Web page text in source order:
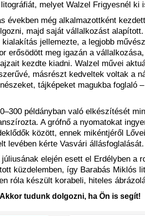
melyet Walzel Frigyesnél ki
években még alkalmazottként
majd saját vállalkozást
jellemezte, a legjobb
erősödött meg igazán a
kezdte kiadni. Walzel művei
másrészt kedveltek voltak a
tájképeket magukba foglaló
példányban való elkészítését
A grófnő a nyomatokat
között, ennek mikéntjéről
levében kérte Vasvári állásfoglalását.
elején esett el Erdélyben a
küzdelemben, így Barabás Miklós
róla készült korabeli, hiteles
Akkor tudunk dolgozni, ha Ön is segít!